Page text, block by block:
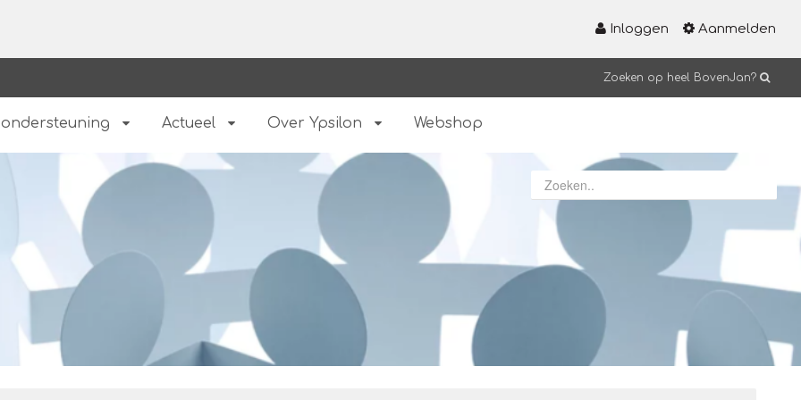
Inloggen Aanmelden
Zoeken op heel BovenJan?
Actueel Over Ypsilon Webshop